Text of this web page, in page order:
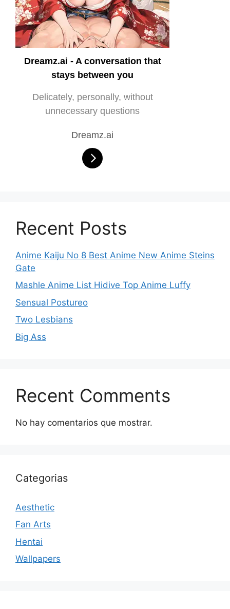
Dreamz.ai - A conversation that
stays between you
Delicately, personally, without
unnecessary questions
Dreamz.ai
Recent Posts
Anime Kaiju No 8 Best Anime New Anime Steins
Gate
Mashle Anime List Hidive Top Anime Luffy
Sensual Postureo
Two Lesbians
Big Ass
Recent Comments
No hay comentarios que mostrar.
Categorias
Aesthetic
Fan Arts
Hentai
Wallpapers